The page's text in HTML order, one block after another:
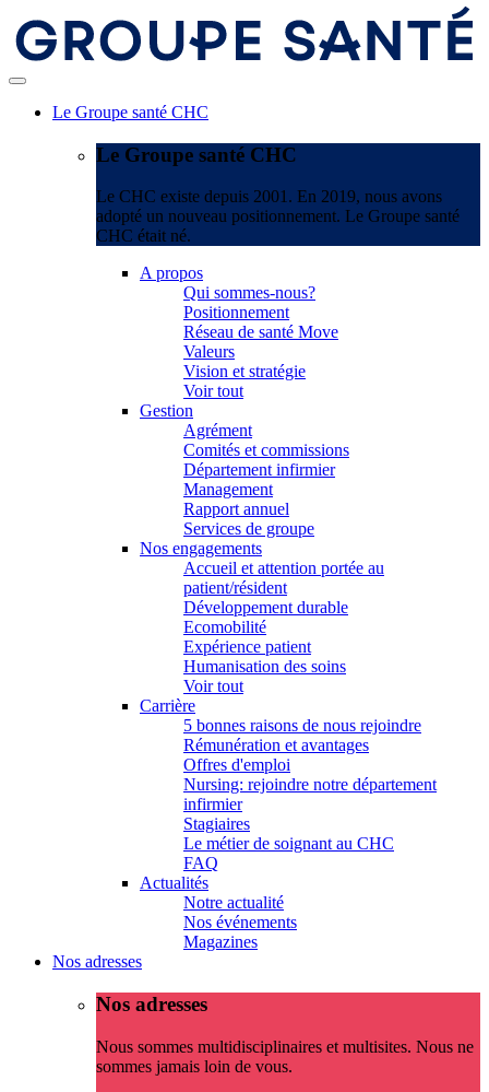
Le Groupe santé CHC
Le Groupe santé CHC
Le CHC existe depuis 2001. En 2019, nous avons
adopté un nouveau positionnement. Le Groupe santé
CHC était né.
A propos
Qui sommes-nous?
Positionnement
Réseau de santé Move
Valeurs
Vision et stratégie
Voir tout
Gestion
Agrément
Comités et commissions
Département infirmier
Management
Rapport annuel
Services de groupe
Nos engagements
Accueil et attention portée au
patient/résident
Développement durable
Ecomobilité
Expérience patient
Humanisation des soins
Voir tout
Carrière
5 bonnes raisons de nous rejoindre
Rémunération et avantages
Offres d'emploi
Nursing: rejoindre notre département
infirmier
Stagiaires
Le métier de soignant au CHC
FAQ
Actualités
Notre actualité
Nos événements
Magazines
Nos adresses
Nos adresses
Nous sommes multidisciplinaires et multisites. Nous ne
sommes jamais loin de vous.